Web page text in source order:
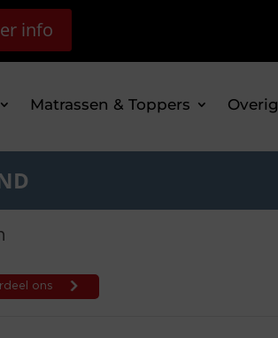
info
Matrassen & Toppers Overig